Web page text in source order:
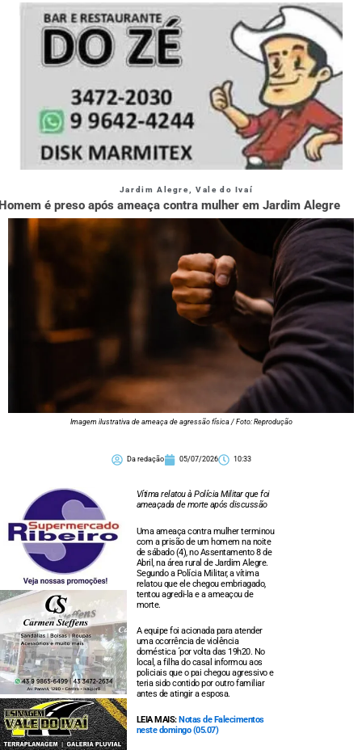
Jardim Alegre Vale do Ivaí
é preso após ameaça contra mulher em Jardim Alegre
Imagem ilustrativa de ameaça de agressão física / Foto: Reprodução
Da redação 05/07/2026 10:33
Vítima relatou à Polícia Militar que foi
ameaçada de morte após discussão
Uma ameaça contra mulher terminou
com a prisão de um homem na noite
de sábado (4), no Assentamento 8 de
Abril, na área rural de Jardim Alegre.
Segundo a Polícia Militar, a vítima
relatou que ele chegou embriagado,
tentou agredi-la e a ameaçou de
morte.
A equipe foi acionada para atender
uma ocorrência de violência
doméstica ´por volta das 19h20. No
local, a filha do casal informou aos
policiais que o pai chegou agressivo e
teria sido contido por outro familiar
antes de atingir a esposa.
LEIA MAIS: Notas de Falecimentos
neste domingo (05.07)